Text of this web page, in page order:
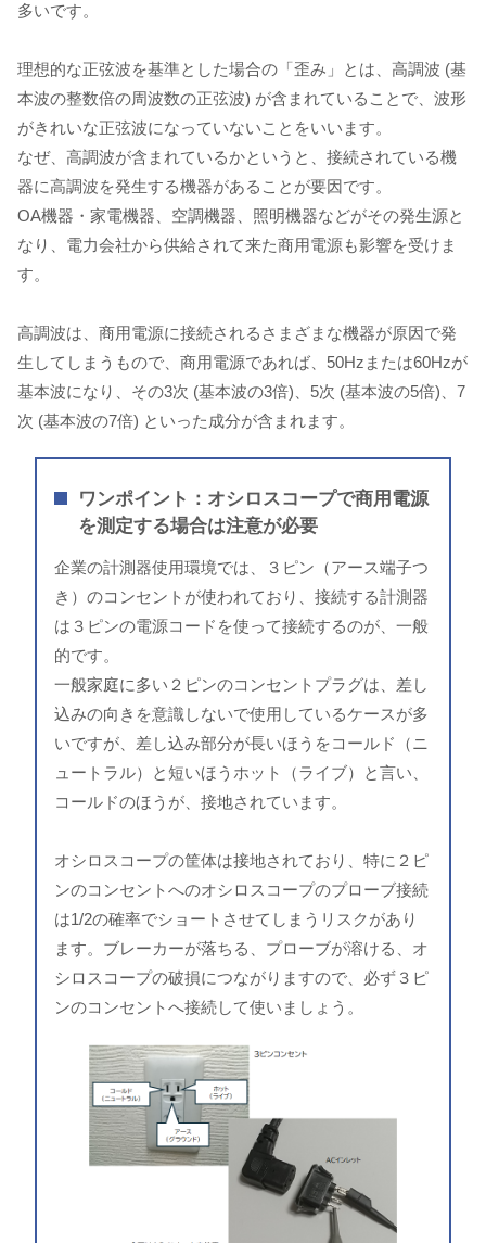
多いです。
理想的な正弦波を基準とした場合の「歪み」とは、高調波 (基
本波の整数倍の周波数の正弦波) が含まれていることで、波形
がきれいな正弦波になっていないことをいいます。
なぜ、高調波が含まれているかというと、接続されている機
器に高調波を発生する機器があることが要因です。
OA機器・家電機器、空調機器、照明機器などがその発生源と
なり、電力会社から供給されて来た商用電源も影響を受けま
す。
高調波は、商用電源に接続されるさまざまな機器が原因で発
生してしまうもので、商用電源であれば、50Hzまたは60Hzが
基本波になり、その3次 (基本波の3倍)、5次 (基本波の5倍)、7
次 (基本波の7倍) といった成分が含まれます。
ワンポイント：オシロスコープで商用電源
を測定する場合は注意が必要
企業の計測器使用環境では、３ピン（アース端子つ
き）のコンセントが使われており、接続する計測器
は３ピンの電源コードを使って接続するのが、一般
的です。
一般家庭に多い２ピンのコンセントプラグは、差し
込みの向きを意識しないで使用しているケースが多
いですが、差し込み部分が長いほうをコールド（ニ
ュートラル）と短いほうホット（ライブ）と言い、
コールドのほうが、接地されています。
オシロスコープの筐体は接地されており、特に２ピ
ンのコンセントへのオシロスコープのプローブ接続
は1/2の確率でショートさせてしまうリスクがあり
ます。ブレーカーが落ちる、プローブが溶ける、オ
シロスコープの破損につながりますので、必ず３ピ
ンのコンセントへ接続して使いましょう。